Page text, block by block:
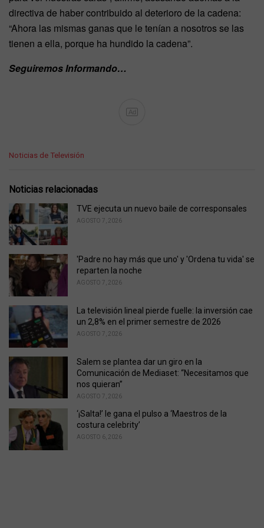
directiva de haber contribuido al deterioro de la cadena:
“Ahora las mismas ganas que le tenían a nosotros se las
tienen a ella, porque ha hundido la cadena”.
Seguiremos Informando…
Ad
C
e
o
r
i
e
:
Noticias de Televisión
Noticias relacionadas
TVE ejecuta un nuevo baile de corresponsales
AGOSTO 7, 2026
'Padre no hay más que uno' y 'Ordena tu vida' se
reparten la noche
AGOSTO 7, 2026
La televisión lineal pierde fuelle: la inversión cae
un 2,8% en el primer semestre de 2026
AGOSTO 7, 2026
Salem se plantea dar un giro en la
Comunicación de Mediaset: “Necesitamos que
nos quieran”
AGOSTO 7, 2026
‘¡Salta!’ le gana el pulso a ‘Maestros de la
costura celebrity’
AGOSTO 6, 2026